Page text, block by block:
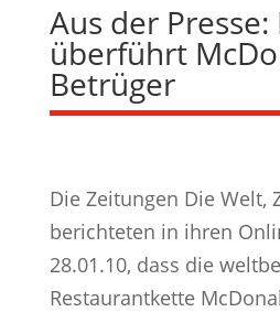
Aus der
überführt
Betrüger
Die Zeitungen Die Welt,
berichteten in ihren
28.01.10, dass die
Restaurantkette